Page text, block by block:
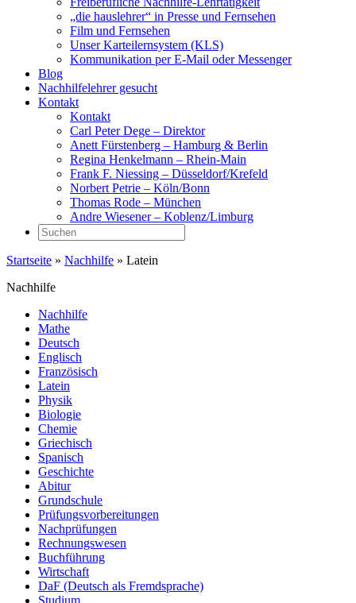
„die hauslehrer“ in Presse und Fernsehen
Film und Fernsehen
Unser Karteilernsystem (KLS)
Kommunikation per E-Mail oder Messenger
Blog
Nachhilfelehrer gesucht
Kontakt
Kontakt
Carl Peter Dege – Direktor
Anett Fürstenberg – Hamburg & Berlin
Regina Henkelmann – Rhein-Main
Frank F. Niessing – Düsseldorf/Krefeld
Norbert Petrie – Köln/Bonn
Thomas Rode – München
Andre Wiesener – Koblenz/Limburg
Startseite » Nachhilfe » Latein
Nachhilfe
Nachhilfe
Mathe
Deutsch
Englisch
Französisch
Latein
Physik
Biologie
Chemie
Griechisch
Spanisch
Geschichte
Abitur
Grundschule
Prüfungsvorbereitungen
Nachprüfungen
Rechnungswesen
Buchführung
Wirtschaft
DaF (Deutsch als Fremdsprache)